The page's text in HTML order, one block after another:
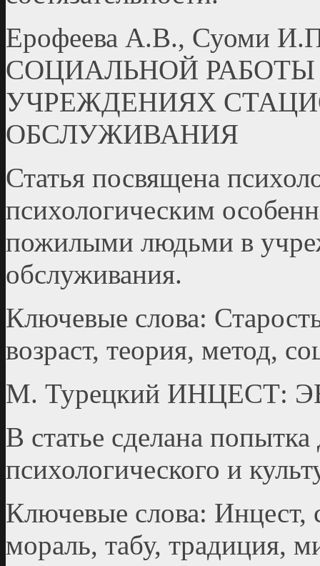
Ерофеева А.В., Суоми
СОЦИАЛЬНОЙ
УЧРЕЖДЕНИЯХ
ОБСЛУЖИВАНИЯ
Статья посвящена
психологическим
пожилыми людьми в
обслуживания.
Ключевые слова:
возраст, теория, метод,
М. Турецкий
В статье сделана попытка
психологического и
Ключевые слова: Инцест,
мораль, табу, традиция,